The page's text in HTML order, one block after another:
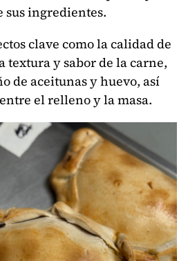
sus ingredientes.
clave como la calidad de
textura y sabor de la carne,
de aceitunas y huevo, así
el relleno y la masa.